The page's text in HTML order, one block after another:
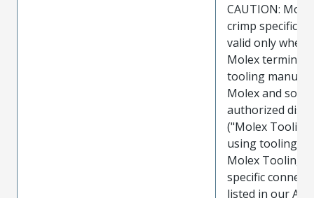
CAUTION:
crimp
valid only when
Molex
tooling
Molex and sold
authorized
("Molex
using tooling
Molex Tooling
specific
listed in our ATS